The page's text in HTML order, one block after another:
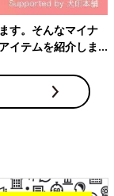
ついて紹介しまし
かもしれません
な損をすることに
ので、事前にし
す。そんなマイナ
イテムを紹介しま